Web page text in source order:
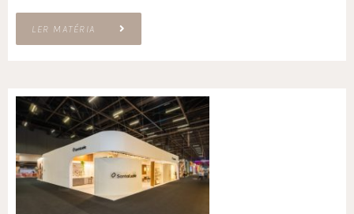
LER MATÉRIA